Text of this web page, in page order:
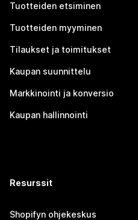
Tuotteiden etsiminen
Tuotteiden myyminen
Tilaukset ja toimitukset
Kaupan suunnittelu
Markkinointi ja konversio
Kaupan hallinnointi
Resurssit
Shopifyn ohjekeskus